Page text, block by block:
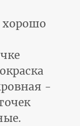
хорошо
-